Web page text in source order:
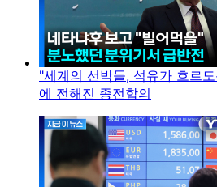
"세계의 선박들, 석유가 흐르
에 전해진 종전합의